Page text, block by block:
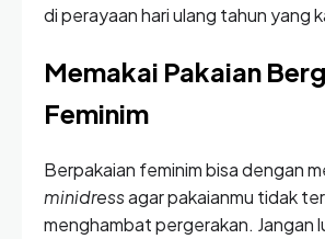
di perayaan hari ulang tahun yang
Memakai Pakaian
Feminim
Berpakaian feminim bisa dengan
minidressagar pakaianmu tidak
menghambat pergerakan. Jangan